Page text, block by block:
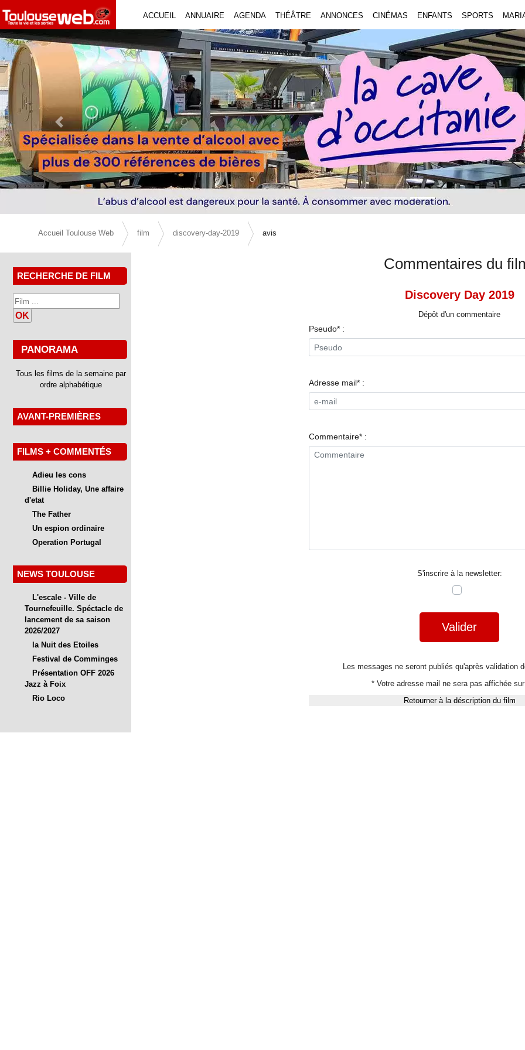
ACCUEIL ANNUAIRE AGENDA THÉÂTRE ANNONCES CINÉMAS ENFANTS SPORTS
Previous Slide
Accueil Toulouse Web film discovery-day-2019 avis
RECHERCHE DE FILM
OK
PANORAMA
Tous les films de la semaine par
ordre alphabétique
AVANT-PREMIÈRES
FILMS + COMMENTÉS
Adieu les cons
Billie Holiday, Une affaire
d'etat
The Father
Un espion ordinaire
Operation Portugal
NEWS TOULOUSE
L'escale - Ville de
Tournefeuille. Spéctacle de
lancement de sa saison
2026/2027
la Nuit des Etoiles
Festival de Comminges
Présentation OFF 2026
Jazz à Foix
Rio Loco
Commentaires du
Discovery Day 2019
Dépôt d'un commentaire
Pseudo* :
Adresse mail* :
Commentaire* :
S'inscrire à la newsletter:
Valider
Les messages ne seront publiés qu'après validation
* Votre adresse mail ne sera pas affichée
Retourner à la déscription du film